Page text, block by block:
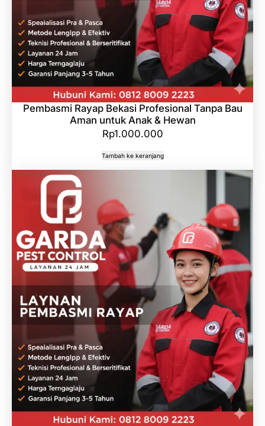
Pembasmi Rayap Bekasi Profesional Tanpa Bau
Aman untuk Anak & Hewan
Rp1.000.000
Tambah ke keranjang